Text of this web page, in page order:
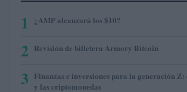
1 ¿AMP alcanzará los $10?
2 Revisión de billetera Armory Bitcoin
3 Finanzas e inversiones para la generación Z:
y las criptomonedas